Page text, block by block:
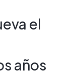
el
años